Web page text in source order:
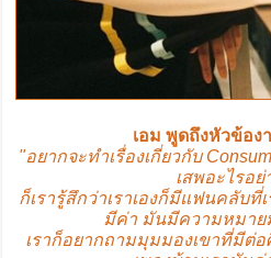
เอม พูดถึงหัวข้อง
"อยากจะทำเรื่องเกี่ยวกับ
เสพอะไรอย่
ก็เรารู้สึกว่าเราเองก็มีแฟนคลับ
มีค่า มันมีความหมาย
เราก็อยากถามมุมมองเขาที่มีต่อ